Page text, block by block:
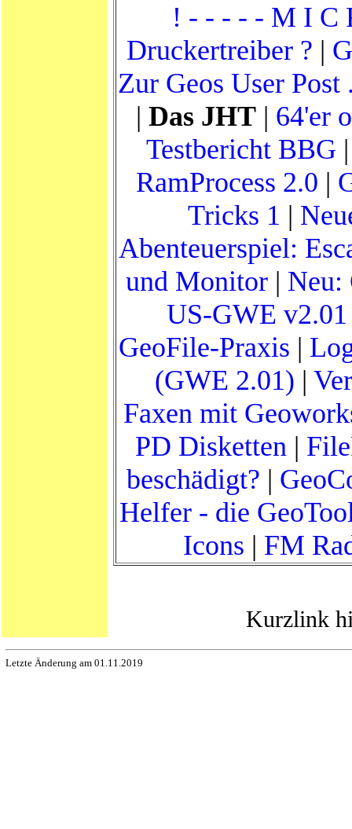
! - - - - - M I C
Druckertreiber ? |
Zur Geos User Post
| Das JHT| 64'er
Testbericht BBG
RamProcess 2.0 |
Tricks 1 |
Abenteuerspiel:
und Monitor | Neu:
US-GWE
GeoFile-Praxis |
(GWE 2.01) |
Faxen mit
PD Disketten |
beschädigt? |
Helfer - die
Icons | FM
Kurzlink
Letzte Änderung am 01.11.2019